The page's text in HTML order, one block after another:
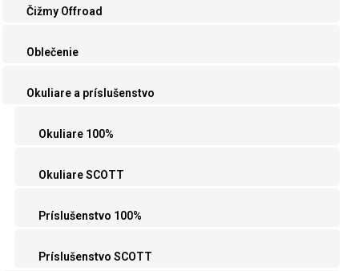
Čižmy Offroad
Oblečenie
Okuliare a príslušenstvo
Okuliare 100%
Okuliare SCOTT
Príslušenstvo 100%
Príslušenstvo SCOTT